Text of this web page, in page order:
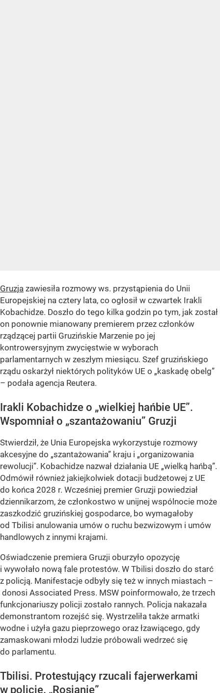
Gruzja zawiesiła rozmowy ws. przystąpienia do Unii
Europejskiej na cztery lata, co ogłosił w czwartek Irakli
Kobachidze. Doszło do tego kilka godzin po tym, jak został
on ponownie mianowany premierem przez członków
rządzącej partii Gruzińskie Marzenie po jej
kontrowersyjnym zwycięstwie w wyborach
parlamentarnych w zeszłym miesiącu. Szef gruzińskiego
rządu oskarżył niektórych polityków UE o „kaskadę obelg”
– podała agencja Reutera.
Irakli Kobachidze o „wielkiej hańbie UE”.
Wspomniał o „szantażowaniu” Gruzji
Stwierdził, że Unia Europejska wykorzystuje rozmowy
akcesyjne do „szantażowania” kraju i „organizowania
rewolucji”. Kobachidze nazwał działania UE „wielką hańbą”.
Odmówił również jakiejkolwiek dotacji budżetowej z UE
do końca 2028 r. Wcześniej premier Gruzji powiedział
dziennikarzom, że członkostwo w unijnej wspólnocie może
zaszkodzić gruzińskiej gospodarce, bo wymagałoby
od Tbilisi anulowania umów o ruchu bezwizowym i umów
handlowych z innymi krajami.
Oświadczenie premiera Gruzji oburzyło opozycję
i wywołało nową fale protestów. W Tbilisi doszło do starć
z policją. Manifestacje odbyły się też w innych miastach –
donosi Associated Press. MSW poinformowało, że trzech
funkcjonariuszy policji zostało rannych. Policja nakazała
demonstrantom rozejść się. Wystrzeliła także armatki
wodne i użyła gazu pieprzowego oraz łzawiącego, gdy
zamaskowani młodzi ludzie próbowali wedrzeć się
do parlamentu.
Tbilisi. Protestujący rzucali fajerwerkami
w policję. „Rosjanie”